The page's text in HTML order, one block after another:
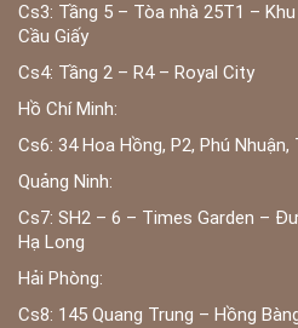
Cs3: Tầng 5 – Tòa nhà 25T1 –
Cầu Giấy
Cs4: Tầng 2 – R4 – Royal City
Hồ Chí Minh:
Cs6: 34 Hoa Hồng, P2, Phú Nhuận,
Quảng Ninh:
Cs7: SH2 – 6 – Times Garden –
Hạ Long
Hải Phòng:
Cs8: 145 Quang Trung – Hồng